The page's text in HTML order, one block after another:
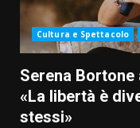
Cultura e Spettacolo
Serena
«La libertà è
stessi»